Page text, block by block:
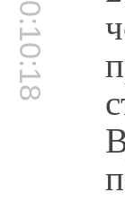
00:10:18